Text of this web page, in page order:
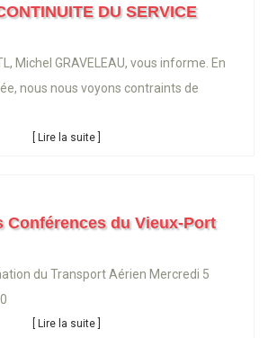
DU SERVICE
Michel GRAVELEAU, vous informe. En
nous nous voyons contraints de
[ Lire la suite ]
Conférences du Vieux-Port
du Transport Aérien Mercredi 5
[ Lire la suite ]